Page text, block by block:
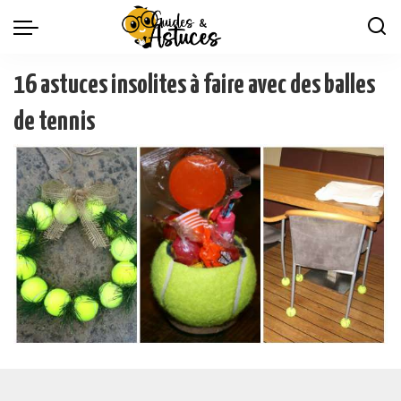
16 astuces insolites à faire avec des balles
de tennis